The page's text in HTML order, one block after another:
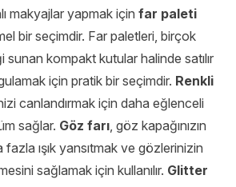
makyajlar yapmak için far paleti
bir seçimdir. Far paletleri, birçok
sunan kompakt kutular halinde satılır
için pratik bir seçimdir. Renkli
canlandırmak için daha eğlenceli
sağlar. Göz farı, göz kapağınızın
ışık yansıtmak ve gözlerinizin
sağlamak için kullanılır. Glitter